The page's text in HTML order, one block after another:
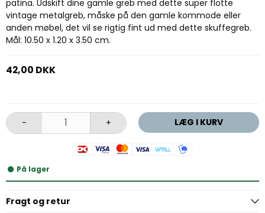
patina. Udskift dine gamle greb med dette super flotte
vintage metalgreb, måske på den gamle kommode eller
anden møbel, det vil se rigtig fint ud med dette skuffegreb.
Mål: 10.50 x 1.20 x 3.50 cm.
42,00 DKK
- + LÆG I KURV
På lager
Fragt og retur